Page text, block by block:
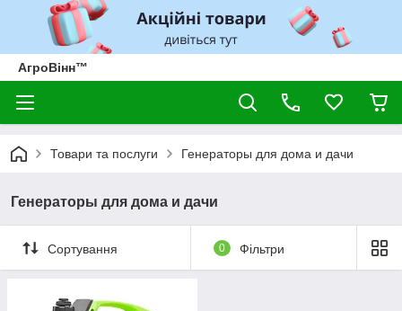
АгроВінн™
Товари та послуги Генераторы для дома и дачи
Генераторы для дома и дачи
Сортування 0 Фільтри